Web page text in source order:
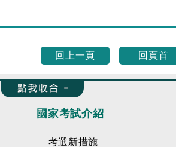
回上一頁 回頁首
收合 FatFooter
國家考試介紹
考選新措施